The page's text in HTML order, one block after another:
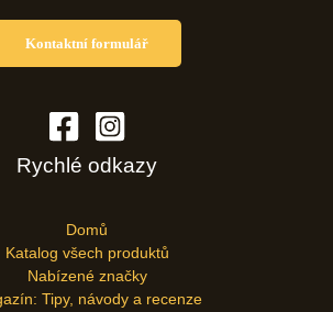
Kontaktní formulář
Rychlé odkazy
Domů
Katalog všech produktů
Nabízené značky
Tipy, návody a recenze